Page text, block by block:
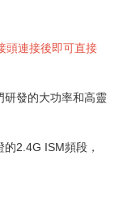
頭連接後即可直接
研發的大功率和高靈
2.4G ISM頻段，